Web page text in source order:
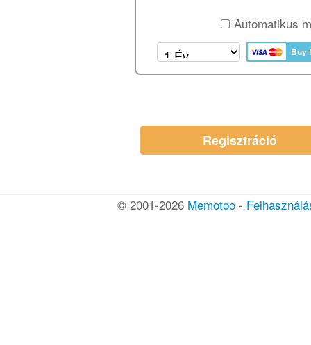
Automatikus
Regisztráció
© 2001-2026 Memotoo -